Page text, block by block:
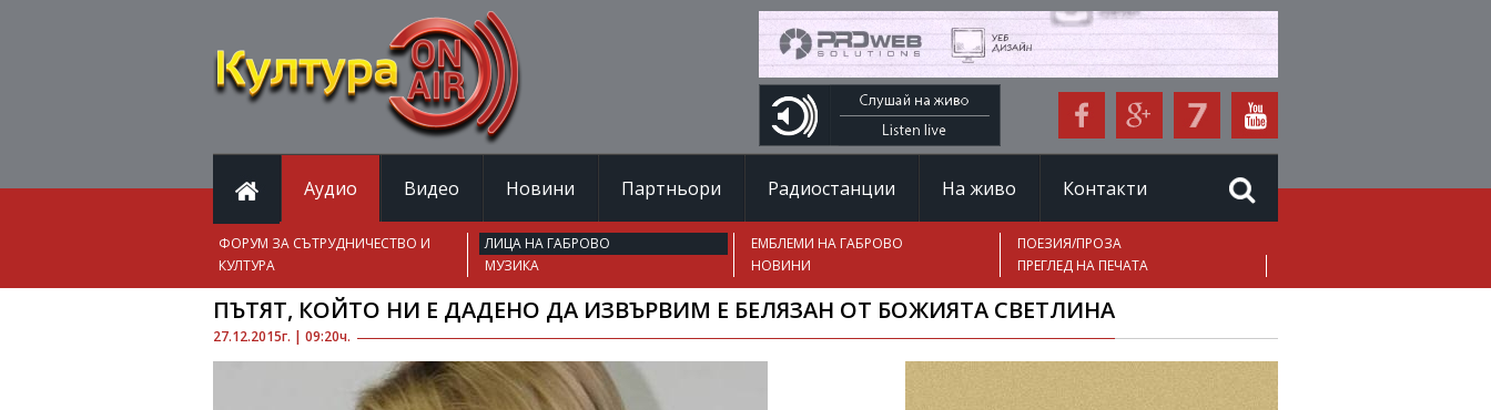
Аудио Видео Новини Партньори Радиостанции На живо Контакти
ФОРУМ ЗА СЪТРУДНИЧЕСТВО И
КУЛТУРА
ЛИЦА НА ГАБРОВО ЕМБЛЕМИ НА ГАБРОВО
ПОЕЗИЯ/ПРОЗА
МУЗИКА
НОВИНИ ПРЕГЛЕД НА ПЕЧАТА
27.12.2015г. | 09:20ч.
ПЪТЯТ, КОЙТО НИ Е ДАДЕНО ДА ИЗВЪРВИМ Е БЕЛЯЗАН ОТ БОЖИЯТА СВЕТЛИНА